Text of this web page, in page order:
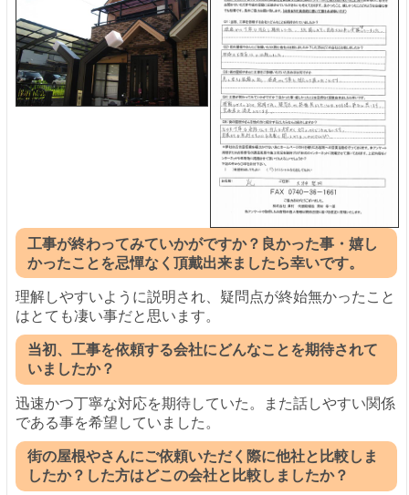
工事が終わってみていかがですか？良かった事・嬉し
かったことを忌憚なく頂戴出来ましたら幸いです。
理解しやすいように説明され、疑問点が終始無かったこと
はとても凄い事だと思います。
当初、工事を依頼する会社にどんなことを期待されて
いましたか？
迅速かつ丁寧な対応を期待していた。また話しやすい関係
である事を希望していました。
街の屋根やさんにご依頼いただく際に他社と比較しま
したか？した方はどこの会社と比較しましたか？